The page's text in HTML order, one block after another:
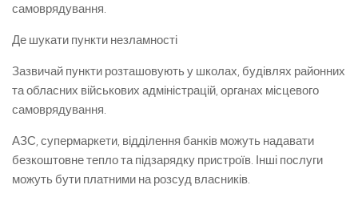
самоврядування.
Де шукати пункти незламності
Зазвичай пункти розташовують у школах, будівлях районних
та обласних військових адміністрацій, органах місцевого
самоврядування.
АЗС, супермаркети, відділення банків можуть надавати
безкоштовне тепло та підзарядку пристроїв. Інші послуги
можуть бути платними на розсуд власників.